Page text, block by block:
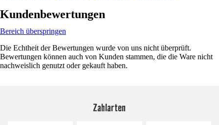
Kundenbewertungen
Bereich überspringen
Die Echtheit der Bewertungen wurde von uns nicht überprüft.
Bewertungen können auch von Kunden stammen, die die Ware nicht
nachweislich genutzt oder gekauft haben.
Zahlarten